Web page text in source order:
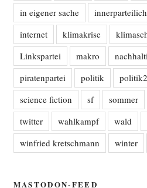
in eigener sache
internet
klimakrise
Linkspartei
makro
piratenpartei
politik
science fiction
sf sommer
twitter
wahlkampf wald
winfried kretschmann
winter
MASTODON-FEED